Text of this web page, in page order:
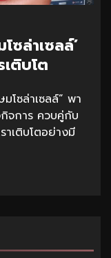
ซล่าเซลล์’
ติบโต
โซล่าเซลล์” พา
จการ ควบคู่กับ
าเติบโตอย่างมี